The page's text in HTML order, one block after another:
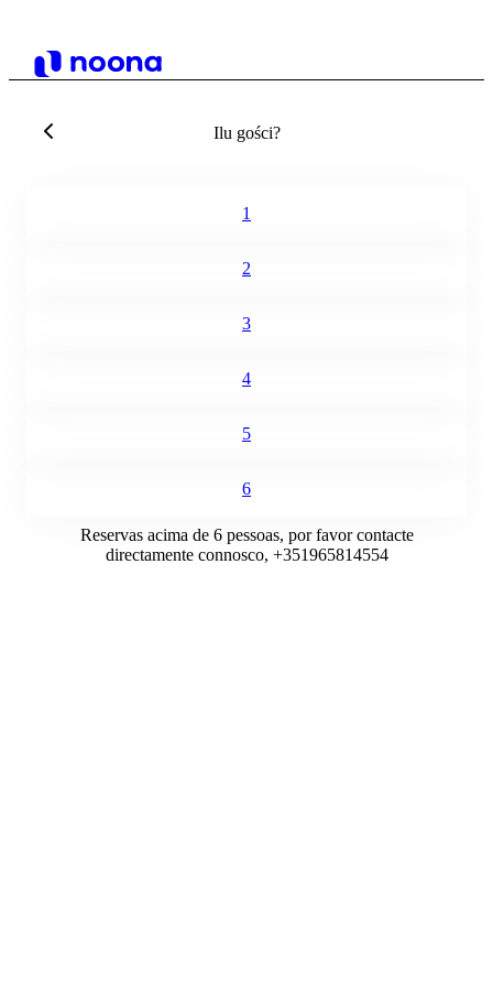
Ilu gości?
1
2
3
4
5
6
Reservas acima de 6 pessoas, por favor contacte
directamente connosco, +351965814554